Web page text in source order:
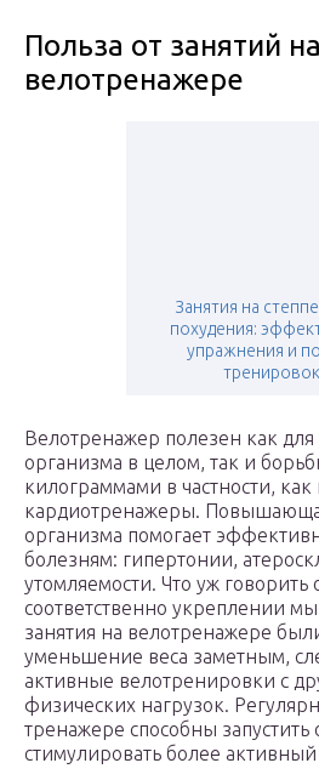
Польза от занятий на
велотренажере
Занятия на
похудения:
упражнения и
тренировок
Велотренажер полезен как
организма в целом, так и
килограммами в частности, как
кардиотренажеры.
организма помогает
болезням: гипертонии,
утомляемости. Что уж говорить
соответственно укреплении
занятия на велотренажере
уменьшение веса заметным,
активные велотренировки с
физических нагрузок.
тренажере способны
стимулировать более